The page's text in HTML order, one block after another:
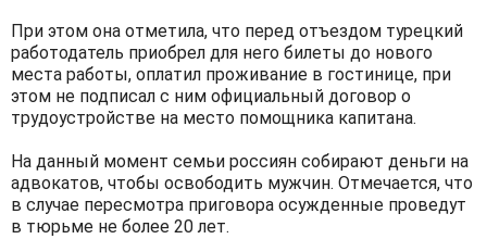
При этом она отметила, что перед отъездом турецкий
работодатель приобрел для него билеты до нового
места работы, оплатил проживание в гостинице, при
этом не подписал с ним официальный договор о
трудоустройстве на место помощника капитана.
На данный момент семьи россиян собирают деньги на
адвокатов, чтобы освободить мужчин. Отмечается, что
в случае пересмотра приговора осужденные проведут
в тюрьме не более 20 лет.